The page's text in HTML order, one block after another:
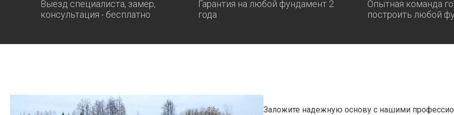
Выезд специалиста, замер,
консультация - бесплатно
Гарантия на любой фундамент 2
года
Опытная команда
построить любой
Заложите надежную основу с нашими